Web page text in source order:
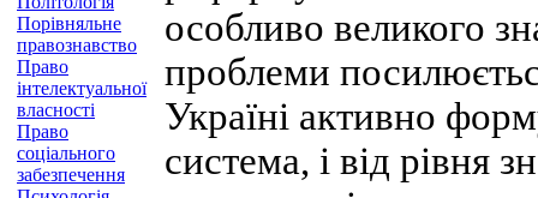
Порівняльне
правознавство
Право
інтелектуальної
власності
Право
соціального
забезпечення
особливо великого
проблеми
Україні активно
система, і від рівня